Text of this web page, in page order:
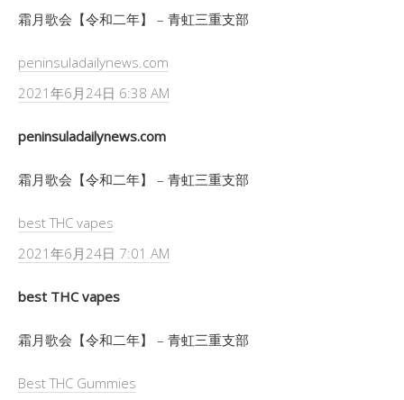
霜月歌会【令和二年】 – 青虹三重支部
peninsuladailynews.com
2021年6月24日 6:38 AM
peninsuladailynews.com
霜月歌会【令和二年】 – 青虹三重支部
best THC vapes
2021年6月24日 7:01 AM
best THC vapes
霜月歌会【令和二年】 – 青虹三重支部
Best THC Gummies